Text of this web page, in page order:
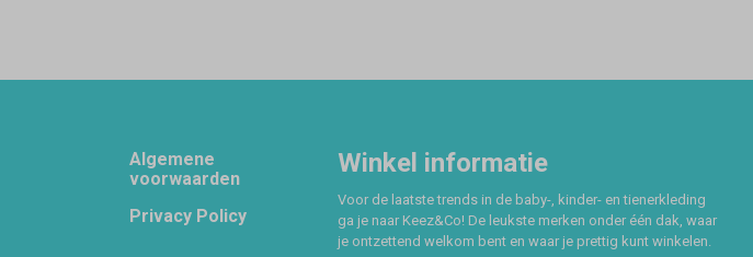
Footer
Algemene
voorwaarden
Privacy Policy
Winkel informatie
Voor de laatste trends in de baby-, kinder- en tienerkleding
ga je naar Keez&Co! De leukste merken onder één dak, waar
je ontzettend welkom bent en waar je prettig kunt winkelen.